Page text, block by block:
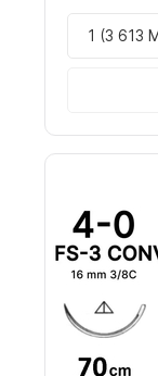
1 (3 613